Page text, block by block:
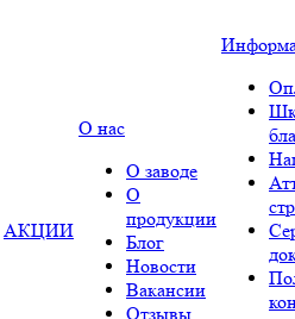
АКЦИИ
О нас
О заводе
О
продукции
Блог
Новости
Вакансии
Отзывы